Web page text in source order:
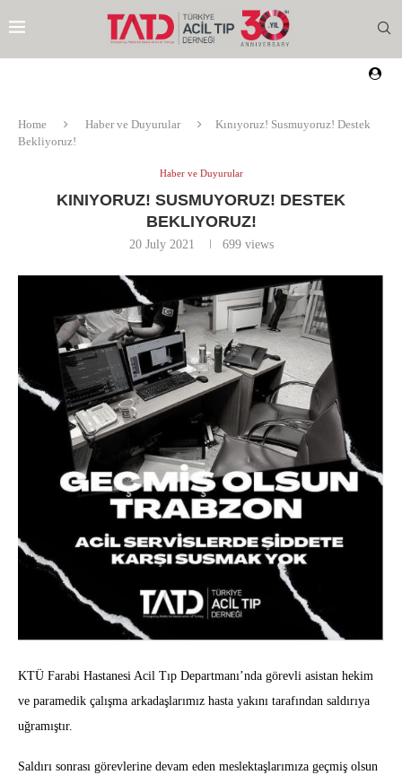
Home Haber ve Duyurular
Kınıyoruz! Susmuyoruz! Destek
Bekliyoruz!
Haber ve Duyurular
KINIYORUZ! SUSMUYORUZ! DESTEK
BEKLIYORUZ!
20 July 2021 699views
KTÜ Farabi Hastanesi Acil Tıp Departmanı’nda görevli asistan hekim
ve paramedik çalışma arkadaşlarımız hasta yakını tarafından saldırıya
uğramıştır.
Saldırı sonrası görevlerine devam eden meslektaşlarımıza geçmiş olsun